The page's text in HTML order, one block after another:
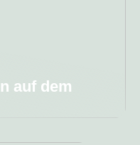
auf dem